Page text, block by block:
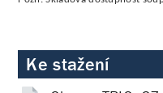
Ke stažení